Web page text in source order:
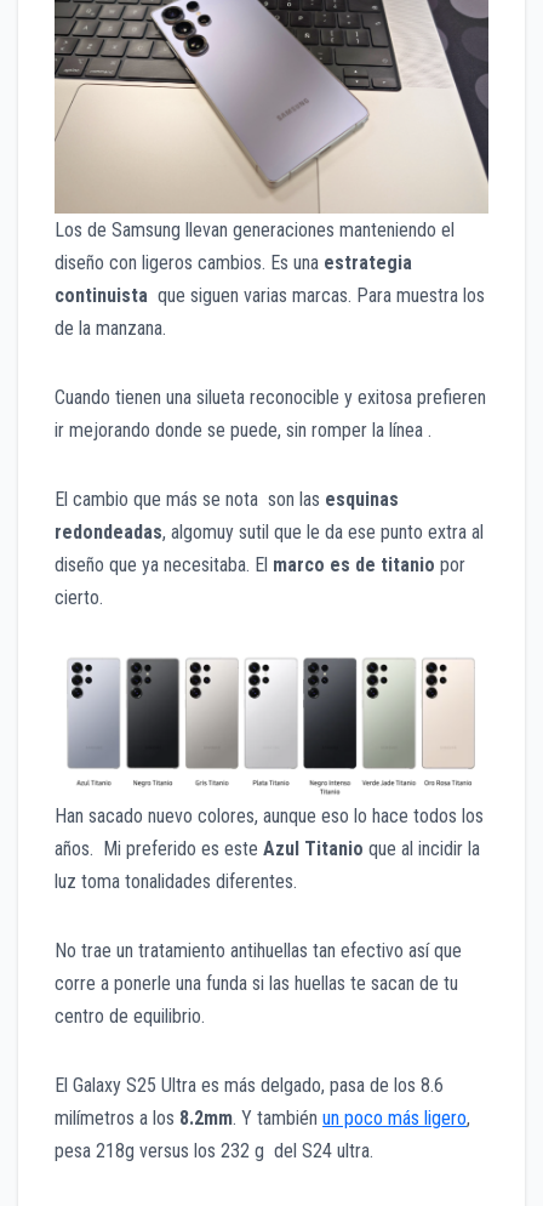
Los de Samsung llevan generaciones manteniendo el
diseño con ligeros cambios. Es una estrategia
continuista que siguen varias marcas. Para muestra los
de la manzana.
Cuando tienen una silueta reconocible y exitosa prefieren
ir mejorando donde se puede, sin romper la línea .
El cambio que más se nota son las esquinas
redondeadas, algomuy sutil que le da ese punto extra al
diseño que ya necesitaba. El marco es de titanio por
cierto.
Han sacado nuevo colores, aunque eso lo hace todos los
años. Mi preferido es este Azul Titanio que al incidir la
luz toma tonalidades diferentes.
No trae un tratamiento antihuellas tan efectivo así que
corre a ponerle una funda si las huellas te sacan de tu
centro de equilibrio.
El Galaxy S25 Ultra es más delgado, pasa de los 8.6
milímetros a los 8.2mm. Y también un poco más ligero,
pesa 218g versus los 232 g del S24 ultra.